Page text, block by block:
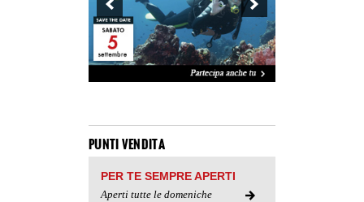
PUNTI VENDITA
PER TE SEMPRE APERTI
Aperti tutte le domeniche